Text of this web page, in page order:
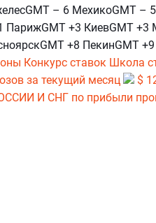
– 6 МехикоGMT –
ПарижGMT +3 КиевGMT +3
+8 ПекинGMT
Конкурс ставок Школа
за текущий месяц
$
И СНГ по прибыли